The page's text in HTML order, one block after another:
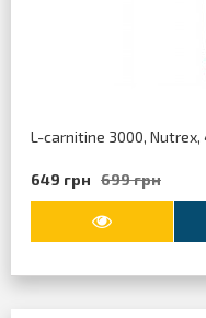
L-carnitine 3000, Nutrex,
649 грн 699 грн